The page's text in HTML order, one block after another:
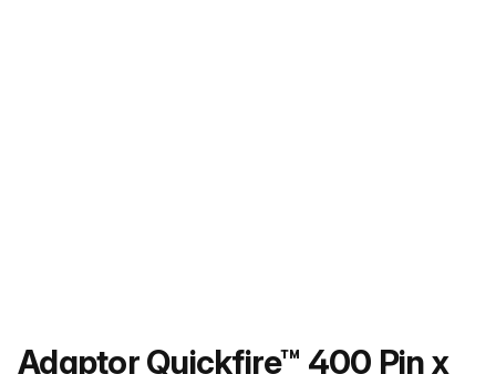
Nume produs
Adaptor Quickfire™ 400 Pin x